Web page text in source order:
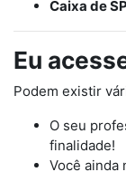
Caixa de
Eu
Podem existir
O seu
finalidade!
Você ainda